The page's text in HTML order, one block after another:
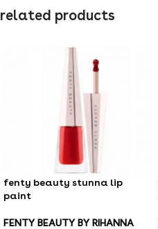
related products
fenty beauty stunna lip
paint
FENTY BEAUTY BY RIHANNA